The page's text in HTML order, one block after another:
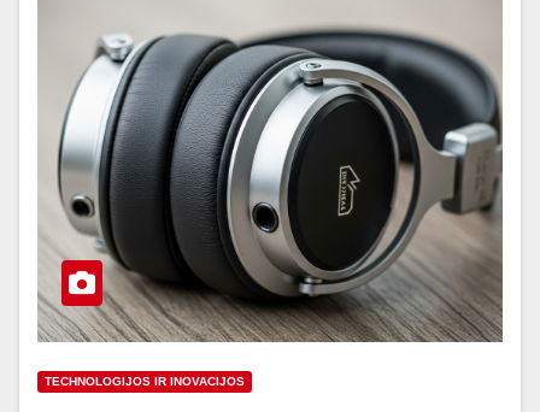
TECHNOLOGIJOS IR INOVACIJOS